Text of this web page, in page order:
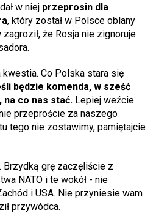
w niej przeprosin dla
, który został w Polsce oblany
że Rosja nie zignoruje
kwestia. Co Polska stara się
będzie komenda, w sześć
na co nas stać. Lepiej weźcie
przeproście za naszego
tego nie zostawimy, pamiętajcie
Brzydką grę zaczęliście z
NATO i te wokół - nie
i USA. Nie przyniesie wam
przywódca.